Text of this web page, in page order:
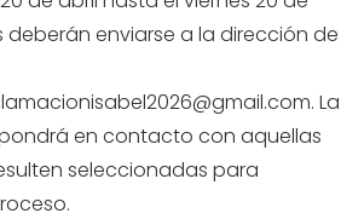
deberán enviarse a la dirección de
. La
en contacto con aquellas
seleccionadas para